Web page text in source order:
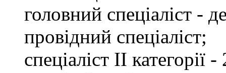
головний спеціаліст -
провідний спеціаліст;
спеціаліст ІІ категорії